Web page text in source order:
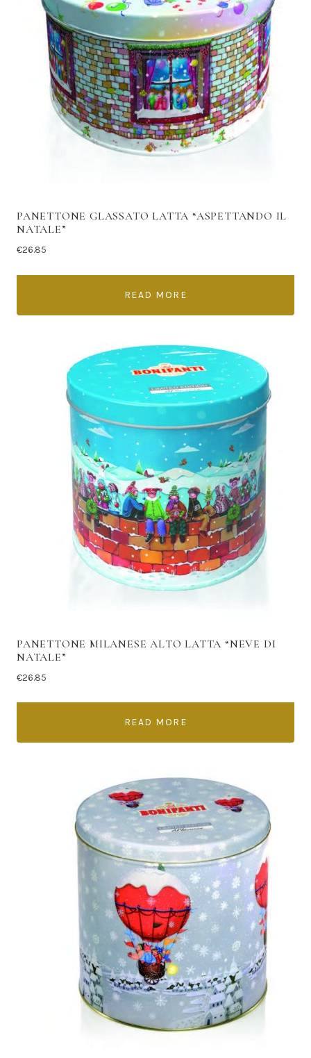
PANETTONE GLASSATO LATTA “ASPETTANDO IL
NATALE”
€26.85
READ MORE
PANETTONE MILANESE ALTO LATTA “NEVE DI
NATALE”
€26.85
READ MORE